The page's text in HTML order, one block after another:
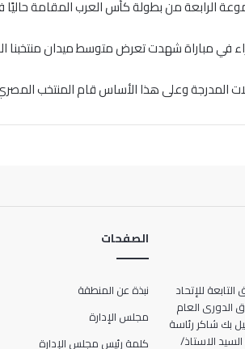
الرابعة من بطولة كأس العرب المقامة
مباراة شهدت تعرض متوسط ميدان منتخبنا
المدرجة وعلى هذا الأساس قام المنتخب
للإتحاد
عام 1943 م قبل إنطلاق الدورى العام
م ، وتولى إسماعيل بك شاكر رئاسة
به السيد الاستاذ/
الصفحات
نبذة عن المنطقة
مجلس الإدارة
كلمة رئيس مجلس الإدارة